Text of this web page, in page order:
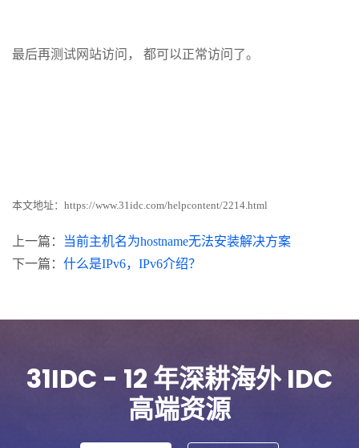
最后再测试网站访问， 都可以正常访问了。
本文地址： https://www.31idc.com/helpcontent/2214.html
上一篇：
当前主机名为hostname无法安装解决方案
下一篇： 什么是IPv6，IPv6介绍？
31IDC - 12 年深耕海外 IDC
高端资源